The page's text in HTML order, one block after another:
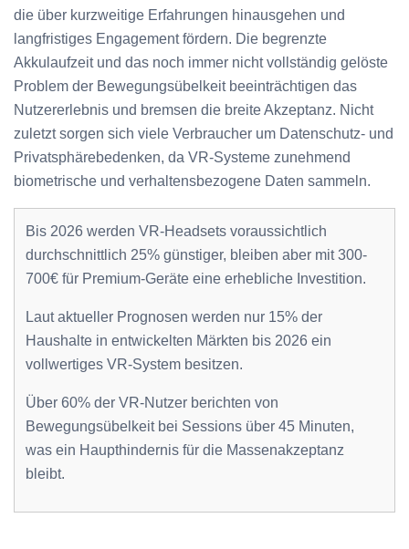
die über kurzweitige Erfahrungen hinausgehen und
langfristiges Engagement fördern. Die begrenzte
Akkulaufzeit und das noch immer nicht vollständig gelöste
Problem der Bewegungsübelkeit beeinträchtigen das
Nutzererlebnis und bremsen die breite Akzeptanz. Nicht
zuletzt sorgen sich viele Verbraucher um Datenschutz- und
Privatsphärebedenken, da VR-Systeme zunehmend
biometrische und verhaltensbezogene Daten sammeln.
Bis 2026 werden VR-Headsets voraussichtlich
durchschnittlich 25% günstiger, bleiben aber mit 300-
700€ für Premium-Geräte eine erhebliche Investition.
Laut aktueller Prognosen werden nur 15% der
Haushalte in entwickelten Märkten bis 2026 ein
vollwertiges VR-System besitzen.
Über 60% der VR-Nutzer berichten von
Bewegungsübelkeit bei Sessions über 45 Minuten,
was ein Haupthindernis für die Massenakzeptanz
bleibt.